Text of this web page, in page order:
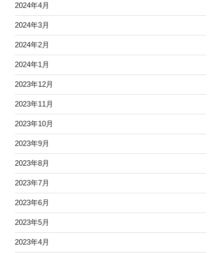
2024年4月
2024年3月
2024年2月
2024年1月
2023年12月
2023年11月
2023年10月
2023年9月
2023年8月
2023年7月
2023年6月
2023年5月
2023年4月